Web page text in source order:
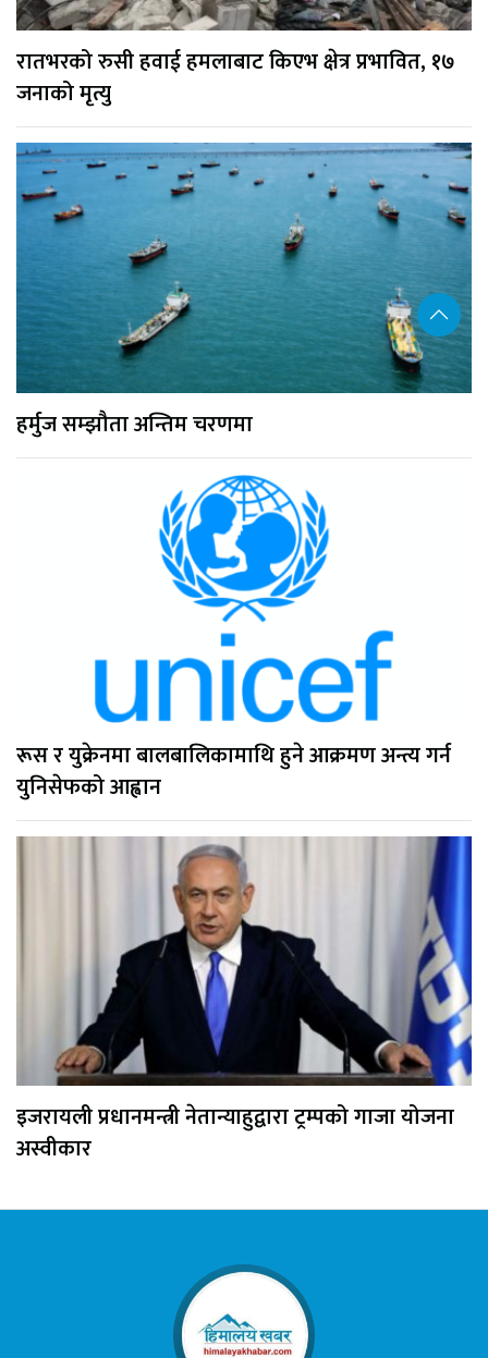
रातभरको रुसी हवाई हमलाबाट किएभ क्षेत्र प्रभावित, १७
जनाको मृत्यु
हर्मुज सम्झौता अन्तिम चरणमा
रूस र युक्रेनमा बालबालिकामाथि हुने आक्रमण अन्त्य गर्न
युनिसेफको आह्वान
इजरायली प्रधानमन्त्री नेतान्याहुद्वारा ट्रम्पको गाजा योजना
अस्वीकार